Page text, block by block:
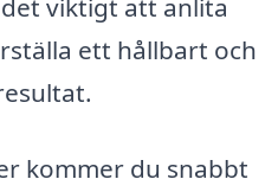
viktigt att anlita
ett hållbart och
kommer du snabbt